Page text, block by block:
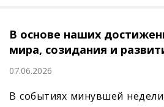
В основе наших
мира, созидания и
07.06.2026
В событиях минувшей